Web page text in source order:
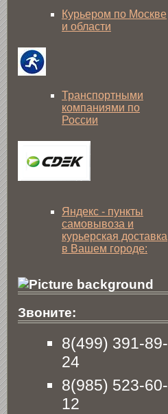
Курьером по Москве
и области
Транспортными
компаниями по
России
Яндекс - пункты
самовывоза и
курьерская доставка
в Вашем городе:
Звоните:
8(499) 391-89-
24
8(985) 523-60-
12